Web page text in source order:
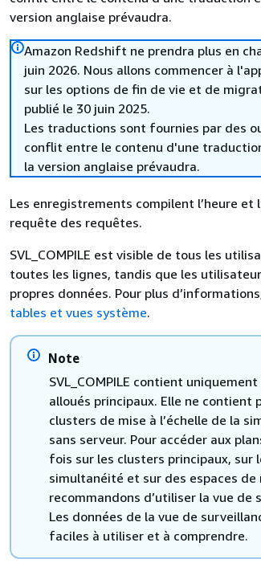
version anglaise prévaudra.
Amazon Redshift ne prendra plus en
juin 2026. Nous allons commencer à
sur les options de fin de vie et de
publié le 30 juin 2025.
Les traductions sont fournies par des
conflit entre le contenu d'une
la version anglaise prévaudra.
Les enregistrements compilent l’heure et
requête des requêtes.
SVL_COMPILE est visible de tous les
toutes les lignes, tandis que les
propres données. Pour plus
tables et vues système.
Note
SVL_COMPILE contient
alloués principaux. Elle ne contient
clusters de mise à l’échelle de la
sans serveur. Pour accéder aux
fois sur les clusters principaux, sur
simultanéité et sur des espaces de
recommandons d’utiliser la vue de
Les données de la vue de
faciles à utiliser et à comprendre.